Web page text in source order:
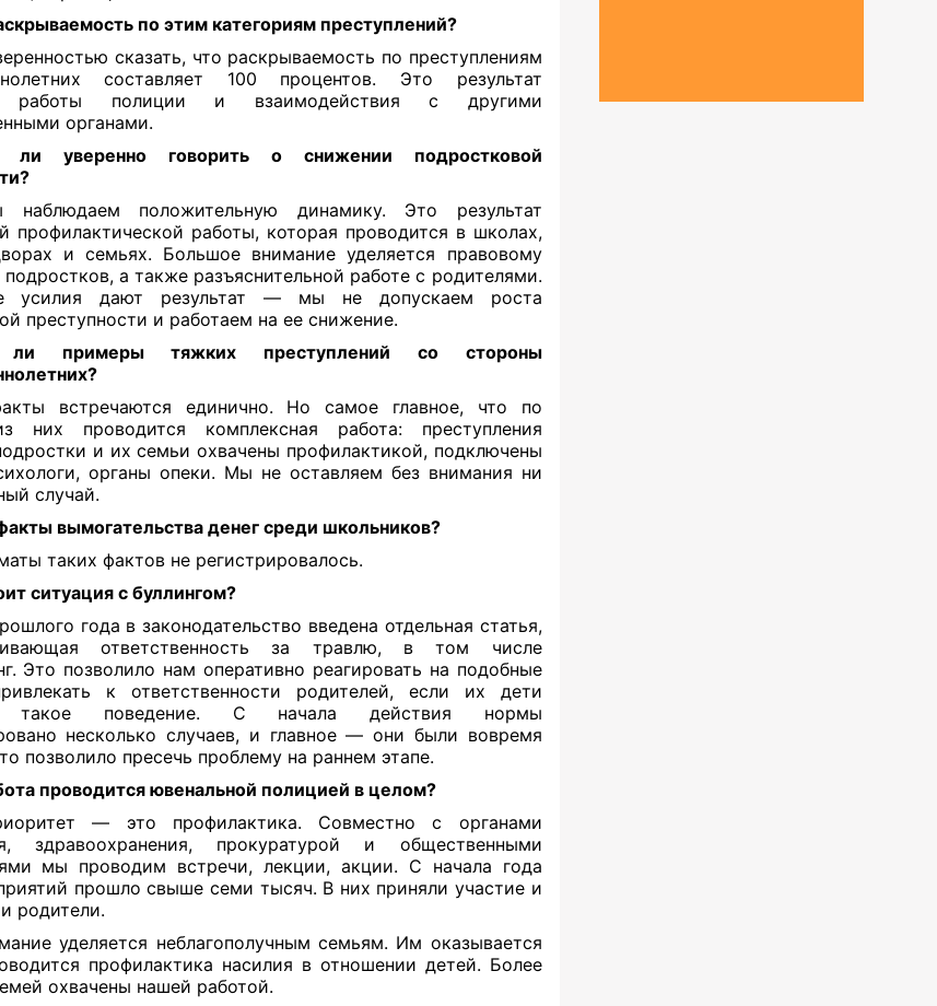
по этим категориям преступлений?
сказать, что раскрываемость по преступлениям
составляет 100 процентов. Это результат
работы полиции и взаимодействия с другими
органами.
уверенно говорить о снижении подростковой
положительную динамику. Это результат
профилактической работы, которая проводится в школах,
и семьях. Большое внимание уделяется правовому
а также разъяснительной работе с родителями.
усилия дают результат — мы не допускаем роста
преступности и работаем на ее снижение.
примеры тяжких преступлений со стороны
встречаются единично. Но самое главное, что по
них проводится комплексная работа: преступления
и их семьи охвачены профилактикой, подключены
органы опеки. Мы не оставляем без внимания ни
случай.
вымогательства денег среди школьников?
таких фактов не регистрировалось.
ситуация с буллингом?
года в законодательство введена отдельная статья,
ответственность за травлю, в том числе
Это позволило нам оперативно реагировать на подобные
к ответственности родителей, если их дети
такое поведение. С начала действия нормы
несколько случаев, и главное — они были вовремя
позволило пресечь проблему на раннем этапе.
проводится ювенальной полицией в целом?
— это профилактика. Совместно с органами
здравоохранения, прокуратурой и общественными
мы проводим встречи, лекции, акции. С начала года
прошло свыше семи тысяч. В них приняли участие и
родители.
уделяется неблагополучным семьям. Им оказывается
профилактика насилия в отношении детей. Более
охвачены нашей работой.